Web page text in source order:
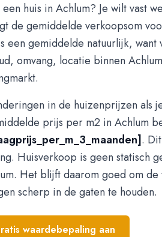
huis in Achlum? Je wilt vast
de gemiddelde verkoopsom
een gemiddelde natuurlijk, want
omvang, locatie binnen
in de huizenprijzen als
prijs per m2 in Achlum
.
Huisverkoop is geen statisch
Het blijft daarom goed om de
scherp in de gaten te houden.
waardebepaling aan